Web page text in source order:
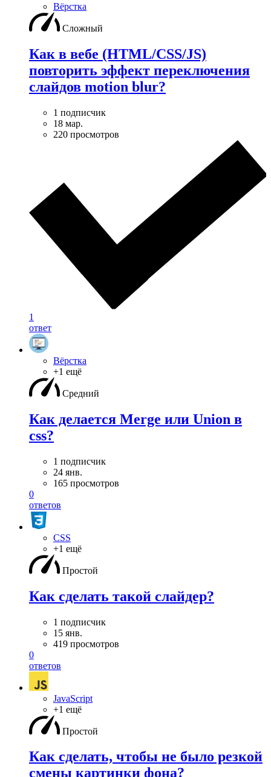
Вёрстка
Сложный
Как в вебе (HTML/CSS/JS)
повторить эффект переключения
слайдов motion blur?
1 подписчик
18 мар.
220 просмотров
1
ответ
Вёрстка
+1 ещё
Средний
Как делается Merge или Union в
css?
1 подписчик
24 янв.
165 просмотров
0
ответов
CSS
+1 ещё
Простой
Как сделать такой слайдер?
1 подписчик
15 янв.
419 просмотров
0
ответов
JavaScript
+1 ещё
Простой
Как сделать, чтобы не было резкой
смены картинки фона?